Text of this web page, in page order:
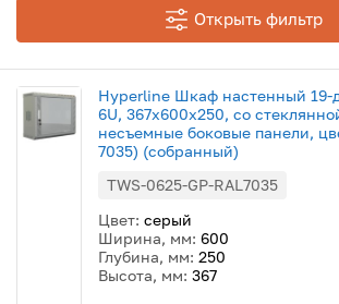
Открыть фильтр
Hyperline Шкаф настенный 19-
6U, 367х600х250, со
несъемные боковые панели,
7035) (собранный)
TWS-0625-GP-RAL7035
Цвет: серый
Ширина, мм: 600
Глубина, мм: 250
Высота, мм: 367